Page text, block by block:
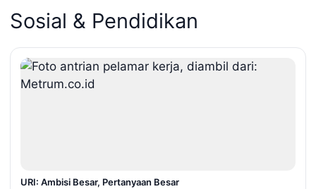
Sosial & Pendidikan
URI: Ambisi Besar, Pertanyaan Besar